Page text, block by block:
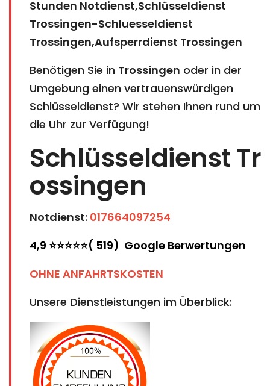
Stunden Notdienst,Schlüsseldienst
Trossingen-Schluesseldienst
Trossingen,Aufsperrdienst Trossingen
Benötigen Sie in Trossingen oder in der
Umgebung einen vertrauenswürdigen
Schlüsseldienst? Wir stehen Ihnen rund um
die Uhr zur Verfügung!
Schlüsseldienst Tr
ossingen
Notdienst: 017664097254
4,9 ⭐⭐⭐⭐⭐( 519) Google Berwertungen
OHNE ANFAHRTSKOSTEN
Unsere Dienstleistungen im Überblick: